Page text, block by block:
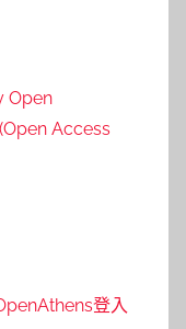
Open
Access
登入